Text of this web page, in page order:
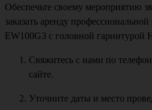
Обеспечьте своему мероприятию
заказать аренду
EW100G3 с головной гарнитурой
Свяжитесь с нами по
сайте.
Уточните даты и место